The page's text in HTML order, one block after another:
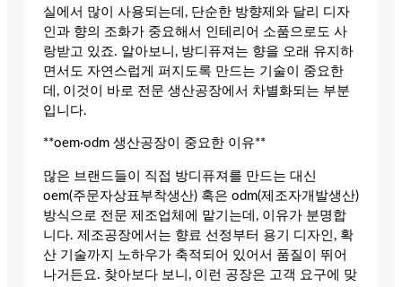
실에서 많이 사용되는데, 단순한 방향제와 달리 디자
인과 향의 조화가 중요해서 인테리어 소품으로도 사
랑받고 있죠. 알아보니, 방디퓨져는 향을 오래 유지하
면서도 자연스럽게 퍼지도록 만드는 기술이 중요한
데, 이것이 바로 전문 생산공장에서 차별화되는 부분
입니다.
**oem·odm 생산공장이 중요한 이유**
많은 브랜드들이 직접 방디퓨져를 만드는 대신
oem(주문자상표부착생산) 혹은 odm(제조자개발생산)
방식으로 전문 제조업체에 맡기는데, 이유가 분명합
니다. 제조공장에서는 향료 선정부터 용기 디자인, 확
산 기술까지 노하우가 축적되어 있어서 품질이 뛰어
나거든요. 찾아보다 보니, 이런 공장은 고객 요구에 맞